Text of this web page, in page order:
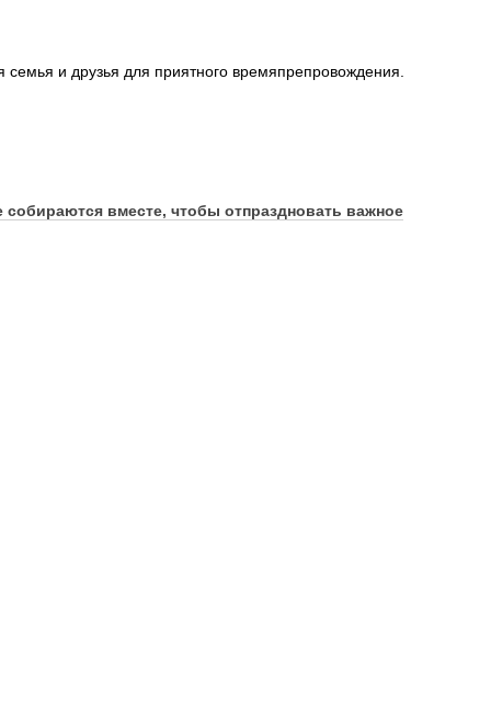
и друзья для приятного времяпрепровождения.
вместе, чтобы отпраздновать важное